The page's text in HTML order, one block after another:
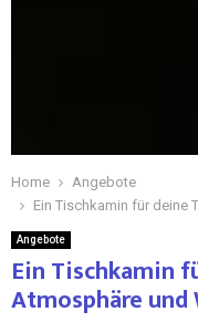
Home
Angebote
Ein Tischkamin für deine
Angebote
Ein Tischkamin
Atmosphäre